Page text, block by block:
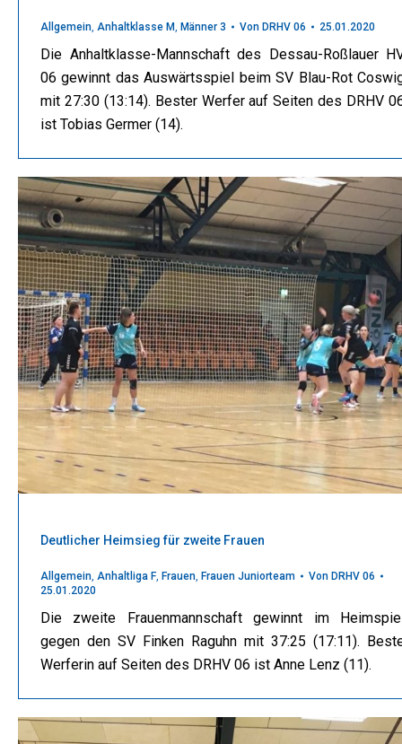
Allgemein, Anhaltklasse M, Männer 3 Von DRHV 06 25.01.2020
Die Anhaltklasse-Mannschaft des Dessau-Roßlauer
06 gewinnt das Auswärtsspiel beim SV Blau-Rot
mit 27:30 (13:14). Bester Werfer auf Seiten des DRHV
ist Tobias Germer (14).
Deutlicher Heimsieg für zweite Frauen
Allgemein, Anhaltliga F, Frauen, Frauen Juniorteam Von DRHV 06
25.01.2020
Die zweite Frauenmannschaft gewinnt im
gegen den SV Finken Raguhn mit 37:25 (17:11).
Werferin auf Seiten des DRHV 06 ist Anne Lenz (11).